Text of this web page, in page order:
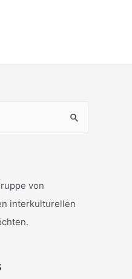
von
interkulturellen